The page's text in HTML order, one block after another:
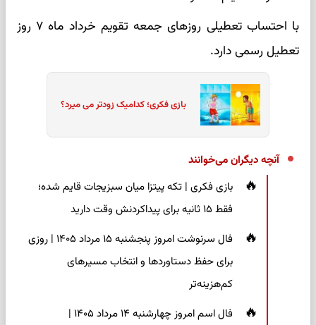
با احتساب تعطیلی روزهای جمعه تقویم خرداد ماه ۷ روز
تعطیل رسمی دارد.
بازی فکری؛ کدامیک زودتر می میرد؟
آنچه دیگران می‌خوانند
بازی فکری | تکه پیتزا میان سبزیجات قایم شده؛
فقط ۱۵ ثانیه برای پیداکردنش وقت دارید
فال سرنوشت امروز پنجشنبه ۱۵ مرداد ۱۴۰۵ | روزی
برای حفظ دستاوردها و انتخاب مسیرهای
کم‌هزینه‌تر
فال اسم امروز چهارشنبه ۱۴ مرداد ۱۴۰۵ |